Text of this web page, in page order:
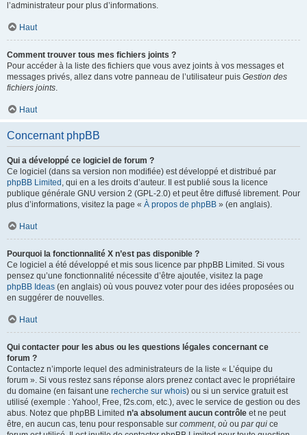
l’administrateur pour plus d’informations.
Haut
Comment trouver tous mes fichiers joints ?
Pour accéder à la liste des fichiers que vous avez joints à vos messages et
messages privés, allez dans votre panneau de l’utilisateur puis Gestion des
fichiers joints.
Haut
Concernant phpBB
Qui a développé ce logiciel de forum ?
Ce logiciel (dans sa version non modifiée) est développé et distribué par
phpBB Limited , qui en a les droits d’auteur. Il est publié sous la licence
publique générale GNU version 2 (GPL-2.0) et peut être diffusé librement. Pour
plus d’informations, visitez la page « À propos de phpBB » (en anglais).
Haut
Pourquoi la fonctionnalité X n’est pas disponible ?
Ce logiciel a été développé et mis sous licence par phpBB Limited. Si vous
pensez qu’une fonctionnalité nécessite d’être ajoutée, visitez la page
phpBB Ideas (en anglais) où vous pouvez voter pour des idées proposées ou
en suggérer de nouvelles.
Haut
Qui contacter pour les abus ou les questions légales concernant ce
forum ?
Contactez n’importe lequel des administrateurs de la liste « L’équipe du
forum ». Si vous restez sans réponse alors prenez contact avec le propriétaire
du domaine (en faisant une recherche sur whois) ou si un service gratuit est
utilisé (exemple : Yahoo!, Free, f2s.com, etc.), avec le service de gestion ou des
abus. Notez que phpBB Limited n’a absolument aucun contrôle et ne peut
être, en aucun cas, tenu pour responsable sur comment, où ou par qui ce